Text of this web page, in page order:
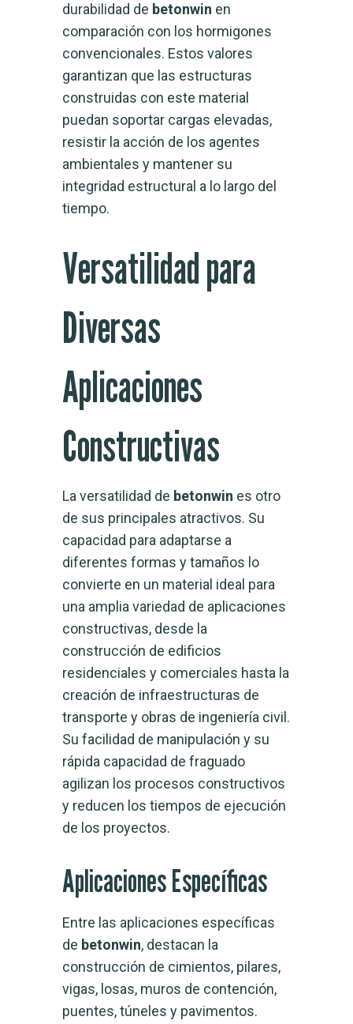
durabilidad de betonwin en
comparación con los hormigones
convencionales. Estos valores
garantizan que las estructuras
construidas con este material
puedan soportar cargas elevadas,
resistir la acción de los agentes
ambientales y mantener su
integridad estructural a lo largo del
tiempo.
Versatilidad para
Diversas
Aplicaciones
Constructivas
La versatilidad de betonwin es otro
de sus principales atractivos. Su
capacidad para adaptarse a
diferentes formas y tamaños lo
convierte en un material ideal para
una amplia variedad de aplicaciones
constructivas, desde la
construcción de edificios
residenciales y comerciales hasta la
creación de infraestructuras de
transporte y obras de ingeniería civil.
Su facilidad de manipulación y su
rápida capacidad de fraguado
agilizan los procesos constructivos
y reducen los tiempos de ejecución
de los proyectos.
Aplicaciones Específicas
Entre las aplicaciones específicas
de betonwin, destacan la
construcción de cimientos, pilares,
vigas, losas, muros de contención,
puentes, túneles y pavimentos.